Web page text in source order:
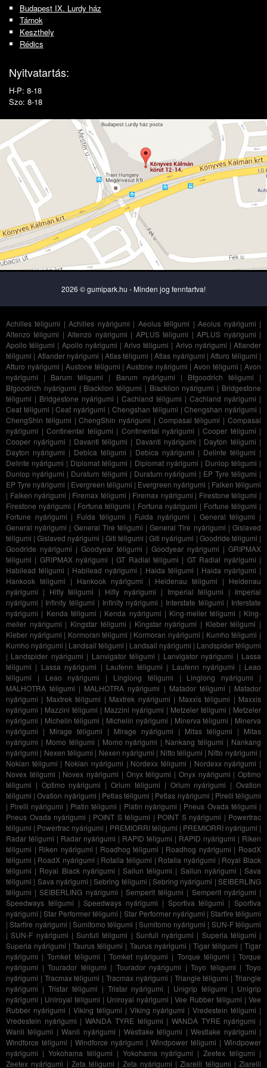
Budapest IX. Lurdy ház
Tárnok
Keszthely
Rédics
Nyitvatartás:
H-P: 8-18
Szo: 8-18
2026 © gumipark.hu - Minden jog fenntartva!
Achilles téligumi |Achilles nyárigumi | Aeolus téligumi |Aeolus nyárigumi |
Altenzo téligumi |Altenzo nyárigumi | APLUS téligumi |APLUS nyárigumi |
Apollo téligumi | Apollo nyárigumi |Arivo téligumi | Arivo nyárigumi |Atlander
téligumi | Atlander nyárigumi | Atlas téligumi |Atlas nyárigumi |Atturo téligumi |
Atturo nyárigumi |Austone téligumi |Austone nyárigumi |Avon téligumi |Avon
nyárigumi | Barum téligumi | Barum nyárigumi | Bfgoodrich téligumi |
Bfgoodrich nyárigumi | Blacklion téligumi | Blacklion nyárigumi | Bridgestone
téligumi | Bridgestone nyárigumi | Cachland téligumi | Cachland nyárigumi |
Ceat téligumi |Ceat nyárigumi | Chengshan téligumi |Chengshan nyárigumi |
ChengShin téligumi |ChengShin nyárigumi | Compasal téligumi |Compasal
nyárigumi | Continental téligumi | Continental nyárigumi | Cooper téligumi |
Cooper nyárigumi | Davanti téligumi | Davanti nyárigumi | Dayton téligumi |
Dayton nyárigumi | Debica téligumi | Debica nyárigumi | Delinte téligumi |
Delinte nyárigumi | Diplomat téligumi | Diplomat nyárigumi | Dunlop téligumi |
Dunlop nyárigumi | Duraturn téligumi | Duraturn nyárigumi | EP Tyre téligumi |
EP Tyre nyárigumi | Evergreen téligumi | Evergreen nyárigumi | Falken téligumi
| Falken nyárigumi | Firemax téligumi | Firemax nyárigumi | Firestone téligumi |
Firestone nyárigumi | Fortuna téligumi | Fortuna nyárigumi | Fortune téligumi |
Fortune nyárigumi | Fulda téligumi | Fulda nyárigumi | General téligumi |
General nyárigumi | General Tire téligumi |General Tire nyárigumi |Gislaved
téligumi |Gislaved nyárigumi | Giti téligumi |Giti nyárigumi | Goodride téligumi |
Goodride nyárigumi | Goodyear téligumi | Goodyear nyárigumi | GRIPMAX
téligumi | GRIPMAX nyárigumi |GT Radial téligumi | GT Radial nyárigumi |
Habilead téligumi | Habilead nyárigumi | Haida téligumi | Haida nyárigumi |
Hankook téligumi | Hankook nyárigumi | Heidenau téligumi | Heidenau
nyárigumi | Hifly téligumi | Hifly nyárigumi | Imperial téligumi | Imperial
nyárigumi | Infinity téligumi | Infinity nyárigumi | Interstate téligumi | Interstate
nyárigumi | Kenda téligumi | Kenda nyárigumi | King-meiler téligumi | King-
meiler nyárigumi | Kingstar téligumi | Kingstar nyárigumi | Kleber téligumi |
Kleber nyárigumi | Kormoran téligumi | Kormoran nyárigumi | Kumho téligumi |
Kumho nyárigumi | Landsail téligumi | Landsail nyárigumi | Landspider téligumi
| Landspider nyárigumi | Lanvigator téligumi | Lanvigator nyárigumi | Lassa
téligumi | Lassa nyárigumi | Laufenn téligumi | Laufenn nyárigumi | Leao
téligumi | Leao nyárigumi | Linglong téligumi | Linglong nyárigumi |
MALHOTRA téligumi | MALHOTRA nyárigumi | Matador téligumi | Matador
nyárigumi | Maxtrek téligumi | Maxtrek nyárigumi | Maxxis téligumi | Maxxis
nyárigumi | Mazzini téligumi | Mazzini nyárigumi | Metzeler téligumi | Metzeler
nyárigumi | Michelin téligumi | Michelin nyárigumi | Minerva téligumi | Minerva
nyárigumi | Mirage téligumi | Mirage nyárigumi | Mitas téligumi | Mitas
nyárigumi | Momo téligumi | Momo nyárigumi | Nankang téligumi | Nankang
nyárigumi | Nexen téligumi | Nexen nyárigumi | Nitto téligumi | Nitto nyárigumi |
Nokian téligumi | Nokian nyárigumi | Nordexx téligumi | Nordexx nyárigumi |
Novex téligumi | Novex nyárigumi | Onyx téligumi | Onyx nyárigumi | Optimo
téligumi | Optimo nyárigumi |Orium téligumi | Orium nyárigumi |Ovation
téligumi |Ovation nyárigumi | Petlas téligumi | Petlas nyárigumi | Pirelli téligumi
| Pirelli nyárigumi | Platin téligumi | Platin nyárigumi | Pneus Ovada téligumi |
Pneus Ovada nyárigumi | POINT S téligumi | POINT S nyárigumi | Powertrac
téligumi | Powertrac nyárigumi | PREMIORRI téligumi | PREMIORRI nyárigumi |
Radar téligumi | Radar nyárigumi | RAPID téligumi | RAPID nyárigumi | Riken
téligumi | Riken nyárigumi | Roadhog téligumi | Roadhog nyárigumi | RoadX
téligumi | RoadX nyárigumi | Rotalla téligumi | Rotalla nyárigumi | Royal Black
téligumi | Royal Black nyárigumi |Sailun téligumi | Sailun nyárigumi |Sava
téligumi | Sava nyárigumi |Sebring téligumi |Sebring nyárigumi |SEIBERLING
téligumi |SEIBERLING nyárigumi |Semperit téligumi | Semperit nyárigumi |
Speedways téligumi |Speedways nyárigumi | Sportiva téligumi |Sportiva
nyárigumi |Star Performer téligumi | Star Performer nyárigumi | Starfire téligumi
|Starfire nyárigumi |Sumitomo téligumi | Sumitomo nyárigumi | SUN-F téligumi
|SUN-F nyárigumi | Sunfull téligumi | Sunfull nyárigumi | Superia téligumi |
Superia nyárigumi |Taurus téligumi | Taurus nyárigumi | Tigar téligumi |Tigar
nyárigumi |Tomket téligumi | Tomket nyárigumi | Torque téligumi |Torque
nyárigumi |Tourador téligumi | Tourador nyárigumi |Toyo téligumi |Toyo
nyárigumi | Tracmax téligumi |Tracmax nyárigumi | Triangle téligumi |Triangle
nyárigumi | Tristar téligumi | Tristar nyárigumi | Unigrip téligumi | Unigrip
nyárigumi | Uniroyal téligumi | Uniroyal nyárigumi |Vee Rubber téligumi |Vee
Rubber nyárigumi | Viking téligumi | Viking nyárigumi |Vredestein téligumi |
Vredestein nyárigumi |WANDA TYRE téligumi | WANDA TYRE nyárigumi |
Wanli téligumi |Wanli nyárigumi | Westlake téligumi |Westlake nyárigumi |
Windforce téligumi | Windforce nyárigumi | Windpower téligumi | Windpower
nyárigumi | Yokohama téligumi | Yokohama nyárigumi |Zeetex téligumi |
Zeetex nyárigumi | Zeta téligumi | Zeta nyárigumi |Ziarelli téligumi | Ziarelli